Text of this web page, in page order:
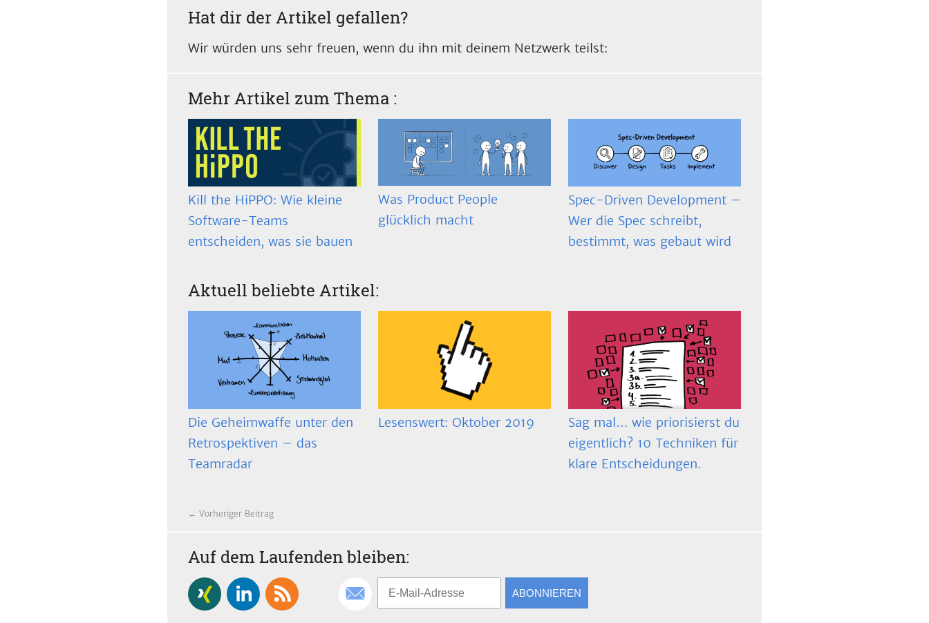
Hat dir der Artikel gefallen?
Wir würden uns sehr freuen, wenn du ihn mit deinem Netzwerk teilst:
Mehr Artikel zum Thema :
Kill the HiPPO: Wie kleine
Software-Teams
entscheiden, was sie bauen
Was Product People
glücklich macht
Spec-Driven Development –
Wer die Spec schreibt,
bestimmt, was gebaut wird
Aktuell beliebte Artikel:
Die Geheimwaffe unter den
Retrospektiven – das
Teamradar
Lesenswert: Oktober 2019
Sag mal… wie priorisierst du
eigentlich? 10 Techniken für
klare Entscheidungen.
← Vorheriger Beitrag
Auf dem Laufenden bleiben:
ABONNIEREN